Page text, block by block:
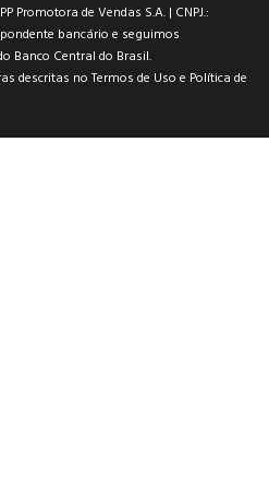
Promotora de Vendas S.A. | CNPJ.:
bancário e seguimos
Banco Central do Brasil.
descritas noTermos de Uso e Política de